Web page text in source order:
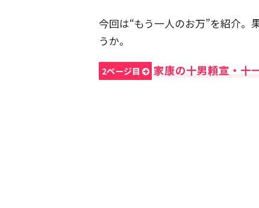
今回は“もう一人のお万”を紹介。
うか。
2ページ目 家康の十男頼宣・十